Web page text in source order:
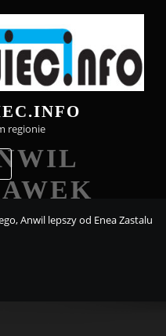
regionie
Anwil lepszy od Enea Zastalu